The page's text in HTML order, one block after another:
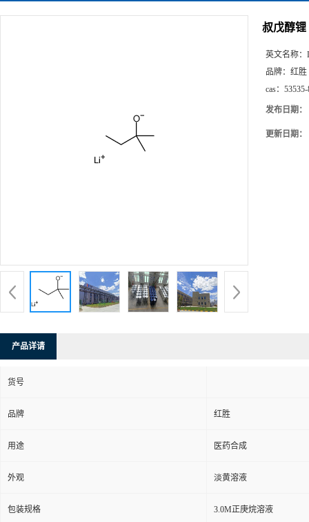
叔戊醇锂
英文名称：
品牌： 红胜
cas：
发布日期：
更新日期：
产品详请
货号
品牌 红胜
用途 医药合成
外观 淡黄溶液
包装规格 3.0M正庚烷溶液